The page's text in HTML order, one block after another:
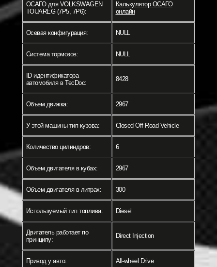
ОСАГО для VOLKSWAGEN
TOUAREG (7P5, 7P6):
Калькулятор ОСАГО
онлайн
Осевая конфигурация: NULL
Система тормозов: NULL
ID идентификатора
автомобиля в TecDoc:
8428
Объем движка: 2967
У этой машины тип кузова: Closed Off-Road Vehicle
Количество цилиндров: 6
Объем двигателя в кубах: 2967
Объем двигателя в литрах: 300
Используемый тип топлива: Diesel
Двигатель работает по
принципу:
Direct Injection
Привод у авто: All-wheel Drive